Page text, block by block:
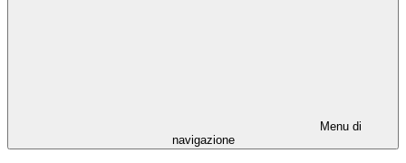
Menu di
navigazione